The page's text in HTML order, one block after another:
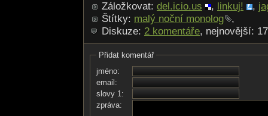
Záložkovat: del.icio.us , linkuj! ,
Štítky: malý noční monolog
,
Diskuze: 2 komentáře, nejnovější:
Přidat komentář
jméno:
email:
slovy 1:
zpráva: